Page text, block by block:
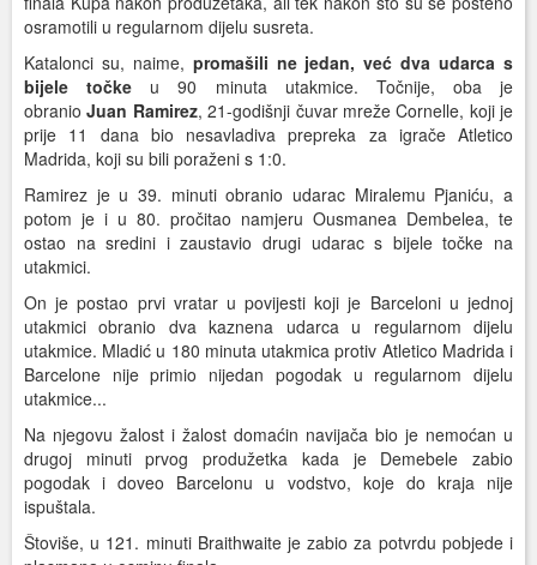
osramotili u regularnom dijelu susreta.
Katalonci su, naime, promašili ne jedan, već dva udarca s
bijele točke u 90 minuta utakmice. Točnije, oba je
obranioJuan Ramirez, 21-godišnji čuvar mreže Cornelle, koji je
prije 11 dana bio nesavladiva prepreka za igrače Atletico
Madrida, koji su bili poraženi s 1:0.
Ramirez je u 39. minuti obranio udarac Miralemu Pjaniću, a
potom je i u 80. pročitao namjeru Ousmanea Dembelea, te
ostao na sredini i zaustavio drugi udarac s bijele točke na
utakmici.
On je postao prvi vratar u povijesti koji je Barceloni u jednoj
utakmici obranio dva kaznena udarca u regularnom dijelu
utakmice. Mladić u 180 minuta utakmica protiv Atletico Madrida i
Barcelone nije primio nijedan pogodak u regularnom dijelu
utakmice...
Na njegovu žalost i žalost domaćin navijača bio je nemoćan u
drugoj minuti prvog produžetka kada je Demebele zabio
pogodak i doveo Barcelonu u vodstvo, koje do kraja nije
ispuštala.
Štoviše, u 121. minuti Braithwaite je zabio za potvrdu pobjede i